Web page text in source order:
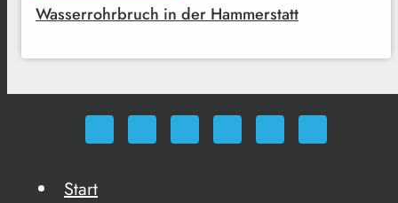
Wasserrohrbruch in der Hammerstatt
Start